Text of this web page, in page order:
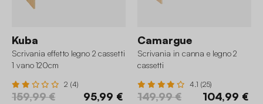
Kuba
Scrivania effetto legno 2 cassetti
1 vano 120cm
2 (4)
159,99 € 95,99 €
Camargue
Scrivania in canna e legno 2
cassetti
4.1 (25)
149,99 € 104,99 €